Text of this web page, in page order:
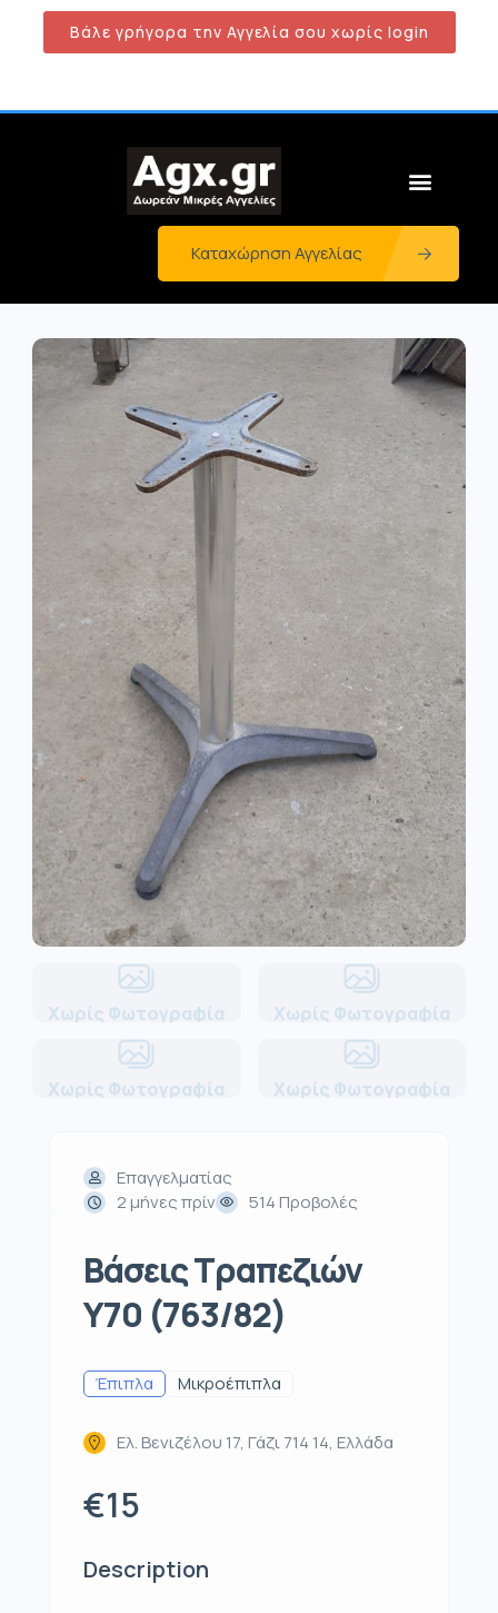
Βάλε γρήγορα την Αγγελία σου χωρίς login
Καταχώρηση Αγγελίας
Χωρίς Φωτογραφία Χωρίς Φωτογραφία
Χωρίς Φωτογραφία Χωρίς Φωτογραφία
Επαγγελματίας
2 μήνες πρίν
514 Προβολές
Βάσεις Τραπεζιών
Υ70 (763/82)
Έπιπλα Μικροέπιπλα
Ελ. Βενιζέλου 17, Γάζι 714 14, Ελλάδα
€15
Description